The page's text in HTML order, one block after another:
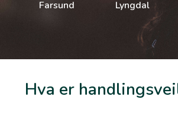
Farsund Lyngdal
Hva er